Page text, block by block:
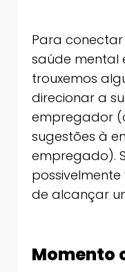
Para
saúde mental
trouxemos
direcionar a
empregador
sugestões à
empregado).
de alcançar
Momento